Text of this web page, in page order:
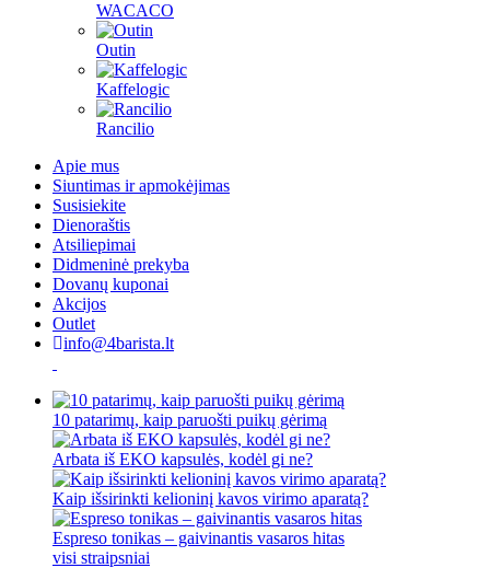
WACACO
Outin
Kaffelogic
Rancilio
Apie mus
Siuntimas ir apmokėjimas
Susisiekite
Dienoraštis
Atsiliepimai
Didmeninė prekyba
Dovanų kuponai
Akcijos
Outlet
info@4barista.lt
10 patarimų, kaip paruošti puikų gėrimą
Arbata iš EKO kapsulės, kodėl gi ne?
Kaip išsirinkti kelioninį kavos virimo aparatą?
Espreso tonikas – gaivinantis vasaros hitas
visi straipsniai